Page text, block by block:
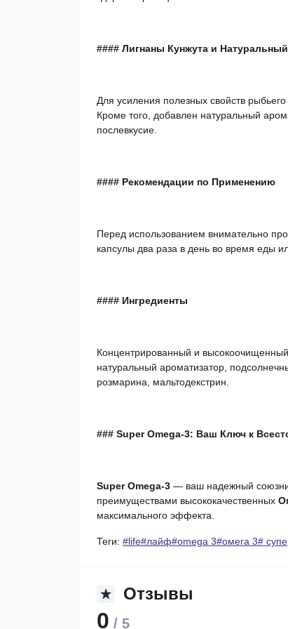
#### Лигнаны Кунжута и
Для усиления полезных свойств
Кроме того, добавлен натуральный
послевкусие.
#### Рекомендации по Применению
Перед использованием внимательно
капсулы два раза в день во время еды
#### Ингредиенты
Концентрированный и
натуральный ароматизатор,
розмарина, мальтодекстрин.
### Super Omega-3: Ваш Ключ к
Super Omega-3 — ваш надежный
преимуществами высококачественных
максимального эффекта.
Теги: #life#лайф#omega 3#омега 3#
Отзывы
0 / 5